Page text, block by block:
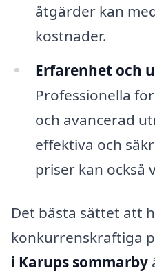
åtgärder kan
kostnader.
Erfarenhet och
Professionella
och avancerad
effektiva och
priser kan också
Det bästa sättet att
konkurrenskraftiga
i Karups sommarby